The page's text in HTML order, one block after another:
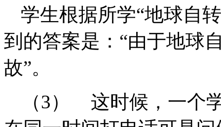
学生根据所学“地球自
到的答案是：“由于地球
故”。
（3）
这时候，一个